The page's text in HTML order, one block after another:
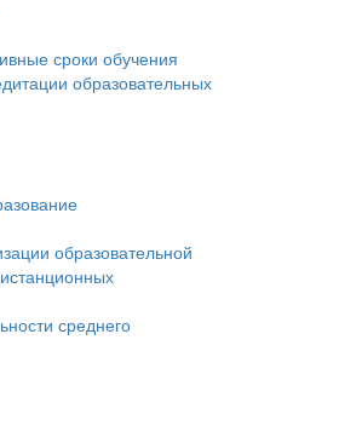
сроки обучения
образовательных
образовательной
среднего